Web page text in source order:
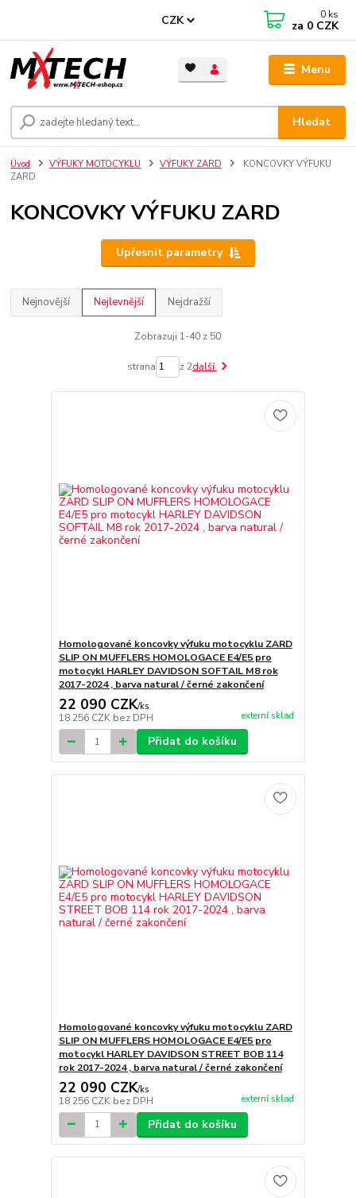
Menu
CZK
Hledat
0 ks
za 0 CZK
Úvod VÝFUKY MOTOCYKLU VÝFUKY ZARD
KONCOVKY VÝFUKU
ZARD
KONCOVKY VÝFUKU ZARD
Upřesnit parametry
Nejnovější Nejlevnější Nejdražší
Zobrazuji 1-40 z 50
strana z 2další
Homologované koncovky výfuku motocyklu ZARD
SLIP ON MUFFLERS HOMOLOGACE E4/E5 pro
motocykl HARLEY DAVIDSON SOFTAIL M8 rok
2017-2024 , barva natural / černé zakončení
22 090 CZK/ks
18 256 CZK bez DPH externí sklad
Přidat do košíku
Homologované koncovky výfuku motocyklu ZARD
SLIP ON MUFFLERS HOMOLOGACE E4/E5 pro
motocykl HARLEY DAVIDSON STREET BOB 114
rok 2017-2024 , barva natural / černé zakončení
22 090 CZK/ks
18 256 CZK bez DPH externí sklad
Přidat do košíku